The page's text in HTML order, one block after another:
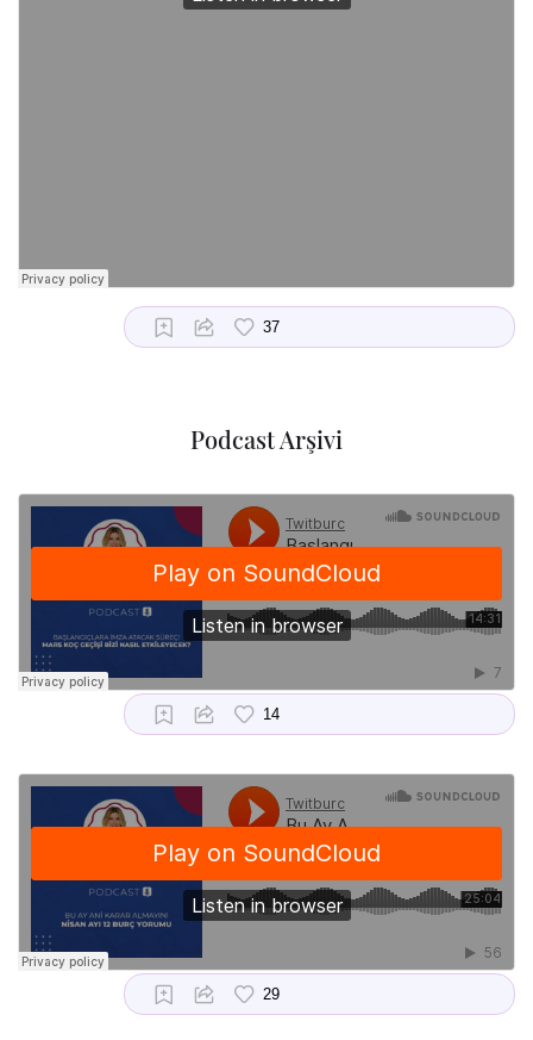
Podcast Arşivi